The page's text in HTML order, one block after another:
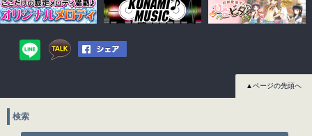
▲ページの先頭へ
検索